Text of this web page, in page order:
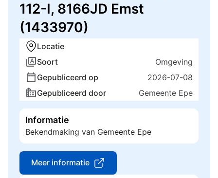
112-I, 8166JD Emst
(1433970)
Locatie
Soort
Omgeving
Gepubliceerd op
2026-07-08
Gepubliceerd door
Gemeente Epe
Informatie
Bekendmaking van Gemeente Epe
Meer informatie